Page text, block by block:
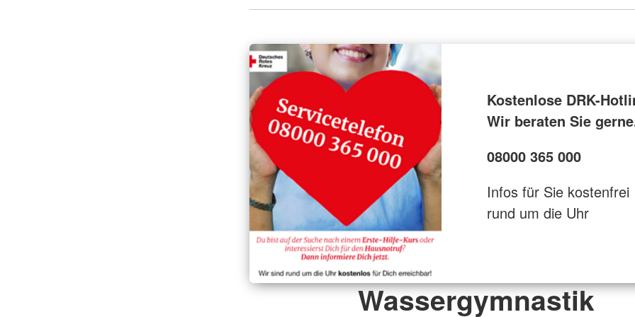
Kostenlose DRK-
Wir beraten Sie
08000 365 000
Infos für Sie kostenfrei
rund um die Uhr
Wassergymnastik